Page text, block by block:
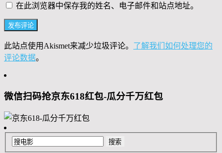
在此浏览器中保存我的姓名、电子邮件和站点地址。
此站点使用Akismet来减少垃圾评论。 了解我们如何处理您的
评论数据。
微信扫码抢京东618红包-瓜分千万红包